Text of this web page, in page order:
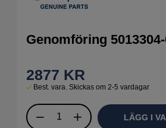
Genomföring
2877 KR
Best. vara. Skickas om 2-5 vardagar
LÄGG I